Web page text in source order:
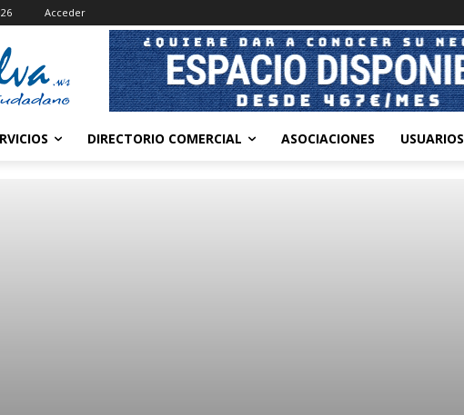
Acceder
DIRECTORIO COMERCIAL ASOCIACIONES USUARIOS